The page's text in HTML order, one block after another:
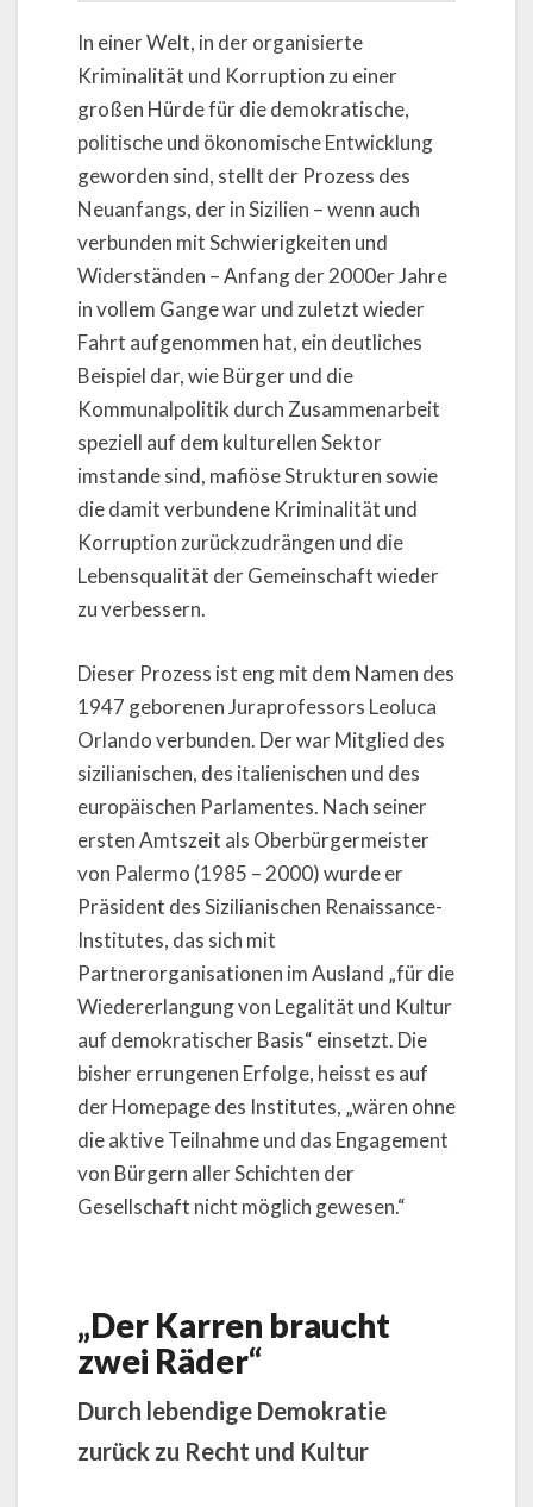
In einer Welt, in der organisierte
Kriminalität und Korruption zu einer
großen Hürde für die demokratische,
politische und ökonomische Entwicklung
geworden sind, stellt der Prozess des
Neuanfangs, der in Sizilien – wenn auch
verbunden mit Schwierigkeiten und
Widerständen – Anfang der 2000er Jahre
in vollem Gange war und zuletzt wieder
Fahrt aufgenommen hat, ein deutliches
Beispiel dar, wie Bürger und die
Kommunalpolitik durch Zusammenarbeit
speziell auf dem kulturellen Sektor
imstande sind, mafiöse Strukturen sowie
die damit verbundene Kriminalität und
Korruption zurückzudrängen und die
Lebensqualität der Gemeinschaft wieder
zu verbessern.
Dieser Prozess ist eng mit dem Namen des
1947 geborenen Juraprofessors Leoluca
Orlando verbunden. Der war Mitglied des
sizilianischen, des italienischen und des
europäischen Parlamentes. Nach seiner
ersten Amtszeit als Oberbürgermeister
von Palermo (1985 – 2000) wurde er
Präsident des Sizilianischen Renaissance-
Institutes, das sich mit
Partnerorganisationen im Ausland „für die
Wiedererlangung von Legalität und Kultur
auf demokratischer Basis“ einsetzt. Die
bisher errungenen Erfolge, heisst es auf
der Homepage des Institutes, „wären ohne
die aktive Teilnahme und das Engagement
von Bürgern aller Schichten der
Gesellschaft nicht möglich gewesen.“
„Der Karren braucht
zwei Räder“
Durch lebendige Demokratie
zurück zu Recht und Kultur